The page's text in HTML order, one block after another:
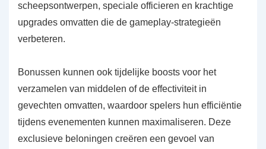
scheepsontwerpen, speciale officieren en krachtige
upgrades omvatten die de gameplay-strategieën
verbeteren.
Bonussen kunnen ook tijdelijke boosts voor het
verzamelen van middelen of de effectiviteit in
gevechten omvatten, waardoor spelers hun efficiëntie
tijdens evenementen kunnen maximaliseren. Deze
exclusieve beloningen creëren een gevoel van